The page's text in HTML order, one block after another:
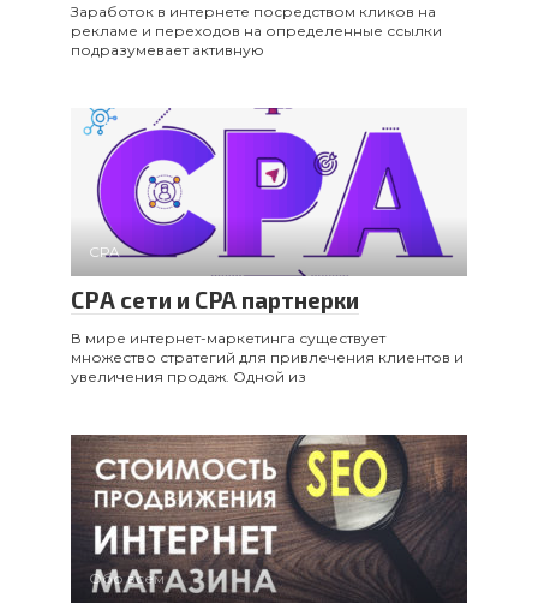
Заработок в интернете посредством кликов на
рекламе и переходов на определенные ссылки
подразумевает активную
CPA
СРА сети и CPA партнерки
В мире интернет-маркетинга существует
множество стратегий для привлечения клиентов и
увеличения продаж. Одной из
Обо всем